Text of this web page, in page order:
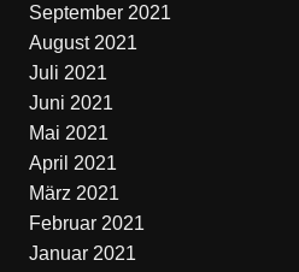
September 2021
August 2021
Juli 2021
Juni 2021
Mai 2021
April 2021
März 2021
Februar 2021
Januar 2021